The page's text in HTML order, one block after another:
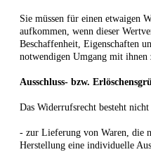
Sie müssen für einen etwaigen
aufkommen, wenn dieser
Beschaffenheit, Eigenschaften
notwendigen Umgang mit ihnen
Ausschluss- bzw.
Das Widerrufsrecht besteht
- zur Lieferung von Waren, die
Herstellung eine individuelle